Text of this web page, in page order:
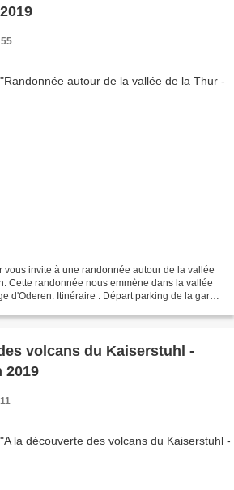
vous invite à une randonnée autour de la vallée
Cette randonnée nous emmène dans la vallée
d'Oderen. Itinéraire : Départ parking de la gare
volcans du Kaiserstuhl -
2019